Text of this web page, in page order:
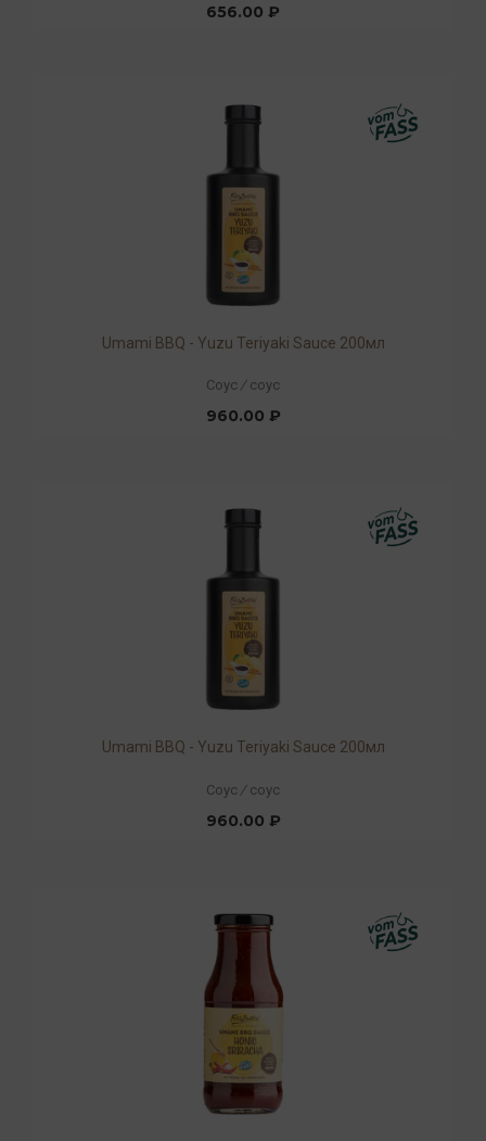
656.00 ₽
Umami BBQ - Yuzu Teriyaki Sauce 200мл
Соус / соус
960.00 ₽
Umami BBQ - Yuzu Teriyaki Sauce 200мл
Соус / соус
960.00 ₽